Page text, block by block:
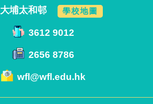
大埔太和邨 學校地圖
3612 9012
2656 8786
wfl@wfl.edu.hk